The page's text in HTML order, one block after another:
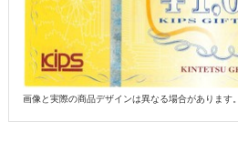
画像と実際の商品デザインは異なる場合があります。